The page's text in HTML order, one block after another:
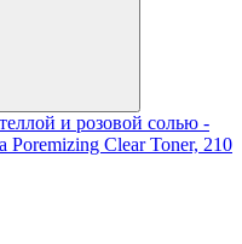
и розовой солью -
Poremizing Clear Toner, 210